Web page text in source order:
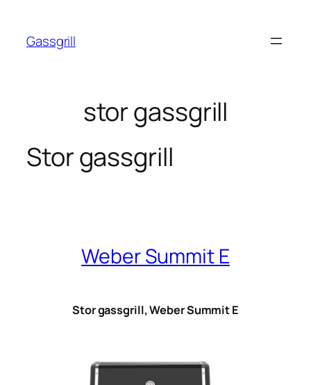
innhold
Gassgrill
stor gassgrill
Stor gassgrill
Weber Summit E
Stor gassgrill, Weber Summit E